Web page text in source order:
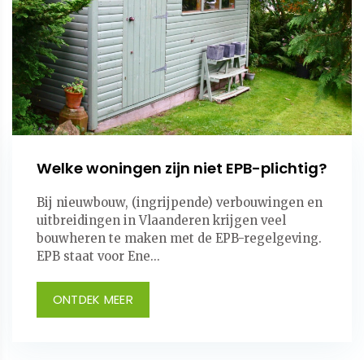
Welke woningen zijn niet EPB-plichtig?
Bij nieuwbouw, (ingrijpende) verbouwingen en
uitbreidingen in Vlaanderen krijgen veel
bouwheren te maken met de EPB-regelgeving.
EPB staat voor Ene...
ONTDEK MEER